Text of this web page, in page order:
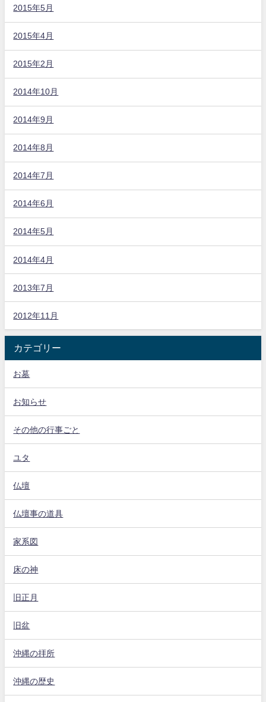
2015年5月
2015年4月
2015年2月
2014年10月
2014年9月
2014年8月
2014年7月
2014年6月
2014年5月
2014年4月
2013年7月
2012年11月
カテゴリー
お墓
お知らせ
その他の行事ごと
ユタ
仏壇
仏壇事の道具
家系図
床の神
旧正月
旧盆
沖縄の拝所
沖縄の歴史